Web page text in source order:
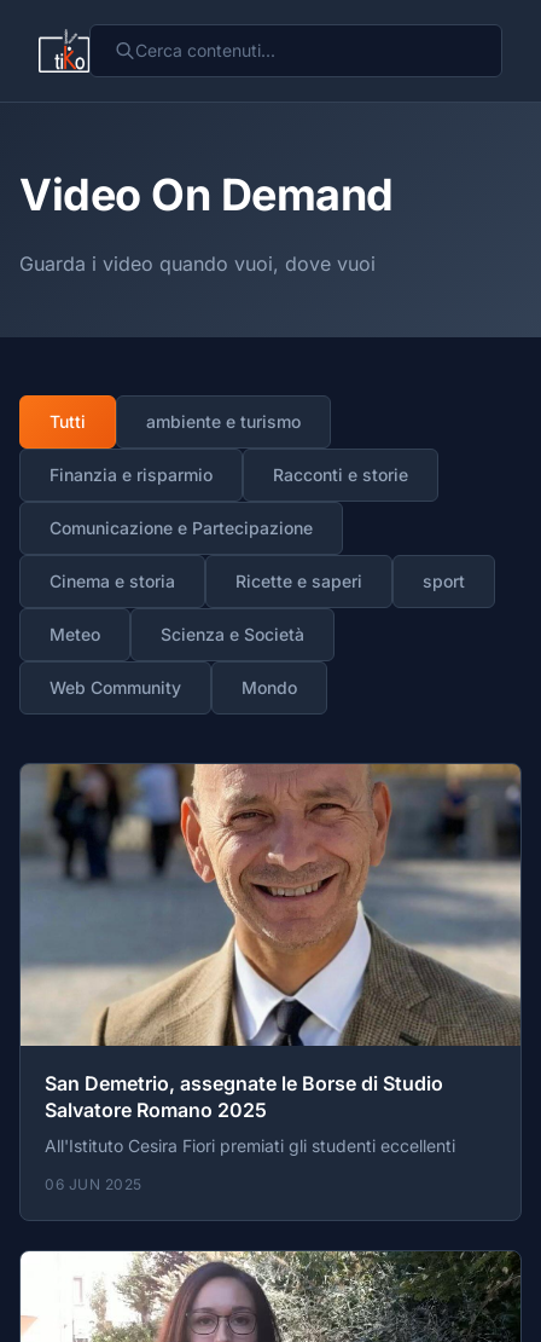
Video On Demand
Guarda i video quando vuoi, dove vuoi
Tutti ambiente e turismo
Finanzia e risparmio Racconti e storie
Comunicazione e Partecipazione
Cinema e storia Ricette e saperi sport
Meteo Scienza e Società
Web Community Mondo
San Demetrio, assegnate le Borse di Studio
Salvatore Romano 2025
All'Istituto Cesira Fiori premiati gli studenti eccellenti
06 JUN 2025